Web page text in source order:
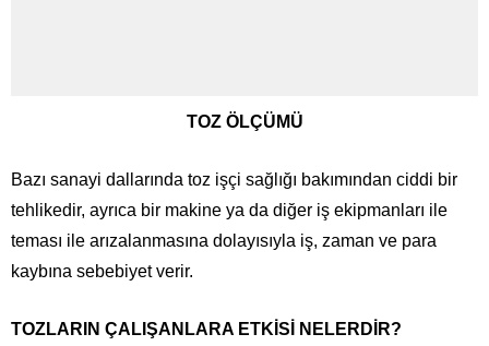
TOZ ÖLÇÜMÜ
Bazı sanayi dallarında toz işçi sağlığı bakımından ciddi bir
tehlikedir, ayrıca bir makine ya da diğer iş ekipmanları ile
teması ile arızalanmasına dolayısıyla iş, zaman ve para
kaybına sebebiyet verir.
TOZLARIN ÇALIŞANLARA ETKİSİ NELERDİR?